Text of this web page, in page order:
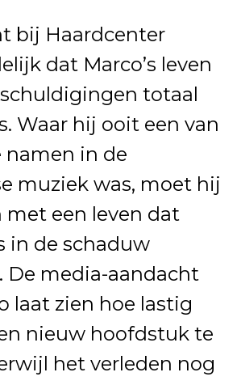
bij Haardcenter
dat Marco’s leven
totaal
Waar hij ooit een van
namen in de
muziek was, moet hij
met een leven dat
in de schaduw
De media-aandacht
laat zien hoe lastig
nieuw hoofdstuk te
het verleden nog